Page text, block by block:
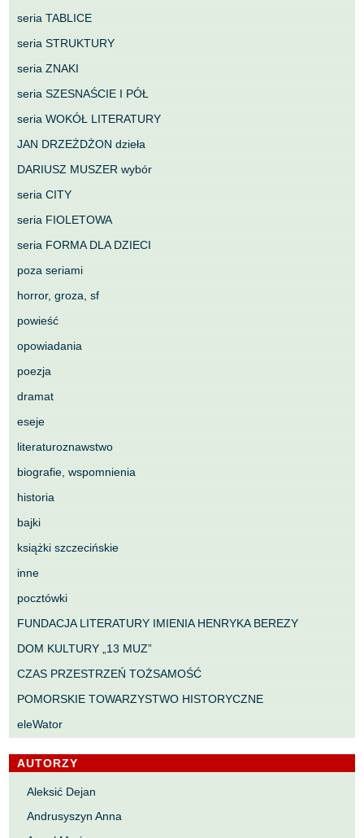
seria TABLICE
seria STRUKTURY
seria ZNAKI
seria SZESNAŚCIE I PÓŁ
seria WOKÓŁ LITERATURY
JAN DRZEŻDŻON dzieła
DARIUSZ MUSZER wybór
seria CITY
seria FIOLETOWA
seria FORMA DLA DZIECI
poza seriami
horror, groza, sf
powieść
opowiadania
poezja
dramat
eseje
literaturoznawstwo
biografie, wspomnienia
historia
bajki
książki szczecińskie
inne
pocztówki
FUNDACJA LITERATURY IMIENIA HENRYKA BEREZY
DOM KULTURY „13 MUZ”
CZAS PRZESTRZEŃ TOŻSAMOŚĆ
POMORSKIE TOWARZYSTWO HISTORYCZNE
eleWator
AUTORZY
Aleksić Dejan
Andrusyszyn Anna